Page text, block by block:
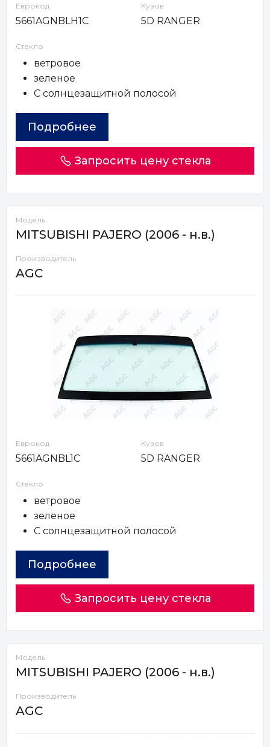
Еврокод
5661AGNBLH1C
Кузов
5D RANGER
Стекло
ветровое
зеленое
С солнцезащитной полосой
Подробнее
Запросить цену стекла
Модель
MITSUBISHI PAJERO (2006 - н.в.)
Производитель
AGC
Еврокод
5661AGNBL1C
Кузов
5D RANGER
Стекло
ветровое
зеленое
С солнцезащитной полосой
Подробнее
Запросить цену стекла
Модель
MITSUBISHI PAJERO (2006 - н.в.)
Производитель
AGC